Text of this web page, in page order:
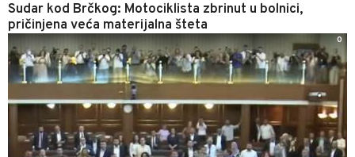
Sudar kod Brčkog: Motociklista zbrinut u bolnici,
pričinjena veća materijalna šteta
0